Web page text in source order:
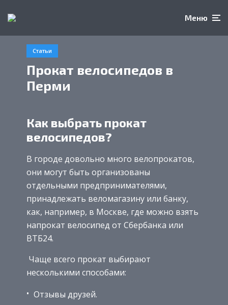
Меню
Статьи
Прокат велосипедов в
Перми
Как выбрать прокат
велосипедов?
В городе довольно много велопрокатов,
они могут быть организованы
отдельными предпринимателями,
принадлежать веломагазину или банку,
как, например, в Москве, где можно взять
напрокат велосипед от Сбербанка или
ВТБ24.
Чаще всего прокат выбирают
несколькими способами:
Отзывы друзей.